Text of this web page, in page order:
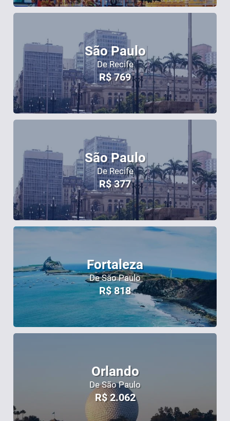
São Paulo
De Recife
R$769
São Paulo
De Recife
R$377
Fortaleza
De São Paulo
R$818
Orlando
De São Paulo
R$2.062